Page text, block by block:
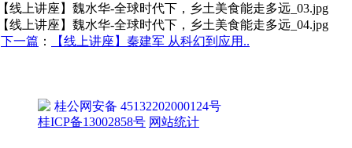
下一篇 ：
【线上讲座】秦建军 从科幻到应用..
桂公网安备 45132202000124号
桂ICP备13002858号 网站统计